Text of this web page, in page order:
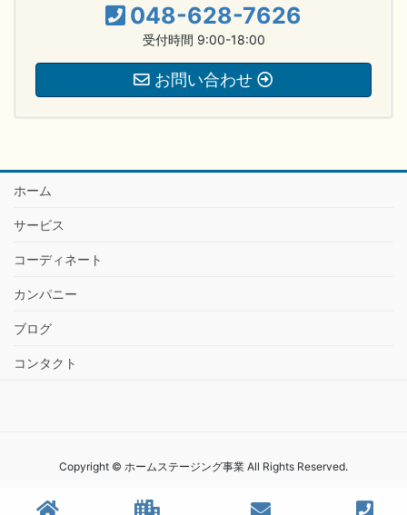
048-628-7626
受付時間 9:00-18:00
お問い合わせ
ホーム
サービス
コーディネート
カンパニー
ブログ
コンタクト
Copyright © ホームステージング事業 All Rights Reserved.